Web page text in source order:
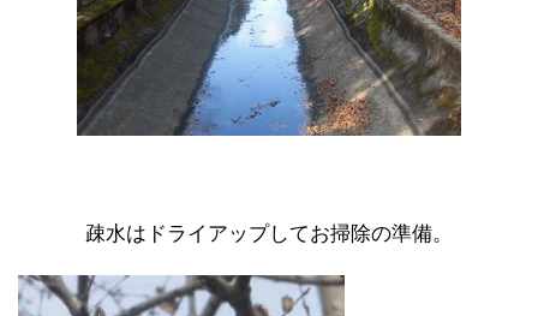
疎水はドライアップしてお掃除の準備。